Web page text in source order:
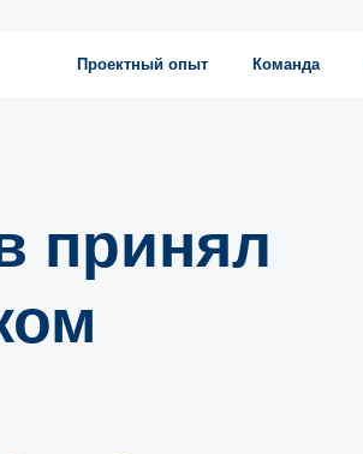
Контакты
Команда
Проектный опыт
принял